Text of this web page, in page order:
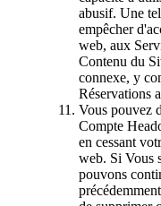
abusif. Une
empêcher
web, aux
Contenu du
connexe, y
Réservations
Vous pouvez
Compte
en cessant
web. Si Vous
pouvons